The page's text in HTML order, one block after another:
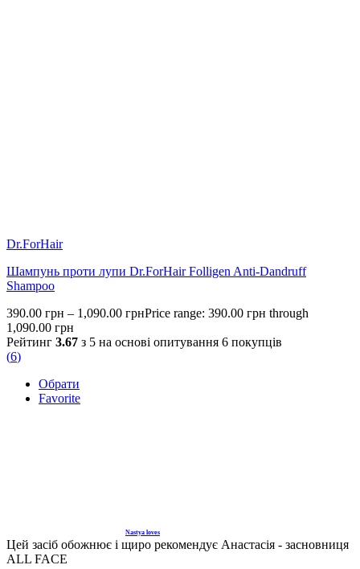
Dr.ForHair
Шампунь проти лупи Dr.ForHair Folligen Anti-Dandruff
Shampoo
390.00 грн – 1,090.00 грнPrice range: 390.00 грн through
1,090.00 грн
Рейтинг 3.67 з 5 на основі опитування 6 покупців
(6)
Обрати
Favorite
Nastya loves
Цей засіб обожнює і щиро рекомендує Анастасія - засновниця
ALL FACE